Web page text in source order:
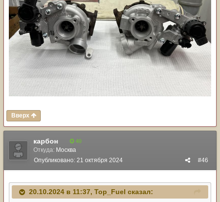
Вверх
карбон 40
Откуда: Москва
#46
Опубликовано: 21 октября 2024
20.10.2024 в 11:37, Top_Fuel сказал: